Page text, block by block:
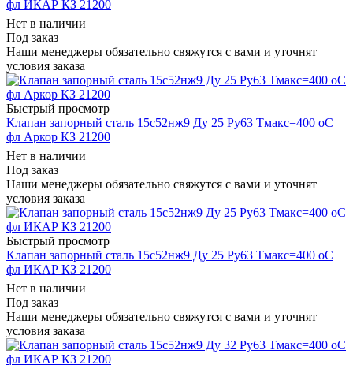
фл ИКАР КЗ 21200
Нет в наличии
Под заказ
Наши менеджеры обязательно свяжутся с вами и уточнят
условия заказа
Быстрый просмотр
Клапан запорный сталь 15с52нж9 Ду 25 Ру63 Тмакс=400 оС
фл Аркор КЗ 21200
Нет в наличии
Под заказ
Наши менеджеры обязательно свяжутся с вами и уточнят
условия заказа
Быстрый просмотр
Клапан запорный сталь 15с52нж9 Ду 25 Ру63 Тмакс=400 оС
фл ИКАР КЗ 21200
Нет в наличии
Под заказ
Наши менеджеры обязательно свяжутся с вами и уточнят
условия заказа